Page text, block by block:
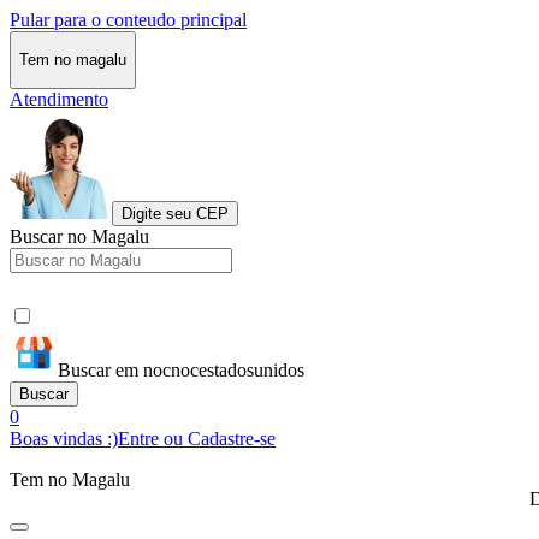
Pular para o conteudo principal
Tem no magalu
Atendimento
Digite seu CEP
Buscar no Magalu
Buscar em nocnocestadosunidos
Buscar
0
Boas vindas :)Entre ou Cadastre-se
Tem no Magalu